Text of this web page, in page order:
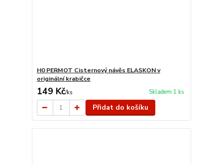
H0 PERMOT Cisternový návěs ELASKON v
originální krabičce
149 Kč/ks Skladem 1 ks
Přidat do košíku